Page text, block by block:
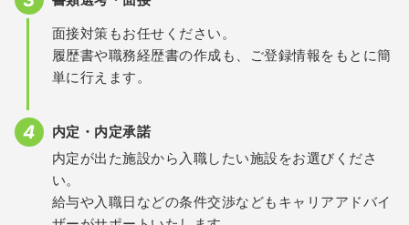
面接対策もお任せください。
履歴書や職務経歴書の作成も、ご登録情報をもとに簡
単に行えます。
内定・内定承諾
内定が出た施設から入職したい施設をお選びくださ
い。
給与や入職日などの条件交渉などもキャリアアドバイ